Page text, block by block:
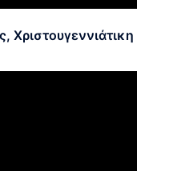
Χριστουγεννιάτικη